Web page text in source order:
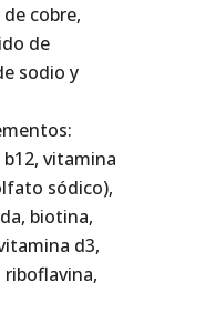
cobre,
de
sodio y
vitamina
sódico),
biotina,
d3,